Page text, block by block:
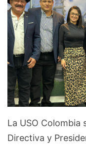
La USO Colombia
Directiva y